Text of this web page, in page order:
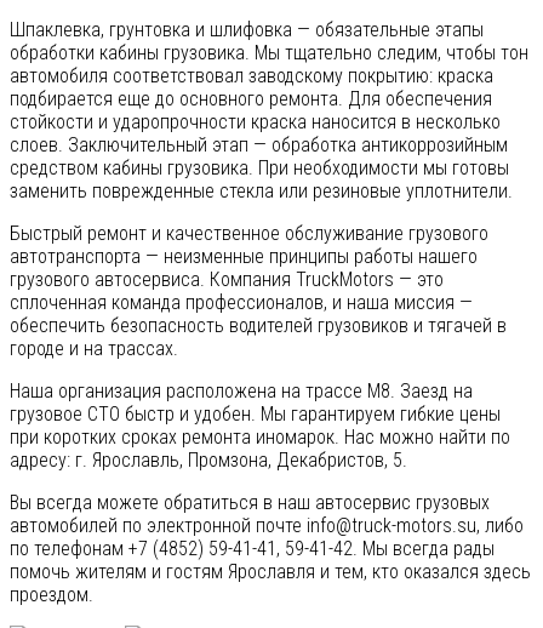
Шпаклевка, грунтовка и шлифовка — обязательные этапы
обработки кабины грузовика. Мы тщательно следим, чтобы тон
автомобиля соответствовал заводскому покрытию: краска
подбирается еще до основного ремонта. Для обеспечения
стойкости и ударопрочности краска наносится в несколько
слоев. Заключительный этап — обработка антикоррозийным
средством кабины грузовика. При необходимости мы готовы
заменить поврежденные стекла или резиновые уплотнители.
Быстрый ремонт и качественное обслуживание грузового
автотранспорта — неизменные принципы работы нашего
грузового автосервиса. Компания TruckMotors — это
сплоченная команда профессионалов, и наша миссия —
обеспечить безопасность водителей грузовиков и тягачей в
городе и на трассах.
Наша организация расположена на трассе М8. Заезд на
грузовое СТО быстр и удобен. Мы гарантируем гибкие цены
при коротких сроках ремонта иномарок. Нас можно найти по
адресу: г. Ярославль, Промзона, Декабристов, 5.
Вы всегда можете обратиться в наш автосервис грузовых
автомобилей по электронной почте info@truck-motors.su, либо
по телефонам +7 (4852) 59-41-41, 59-41-42. Мы всегда рады
помочь жителям и гостям Ярославля и тем, кто оказался здесь
проездом.